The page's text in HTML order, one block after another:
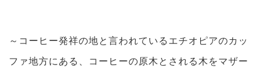
～コーヒー発祥の地と言われているエチオピアのカッ
ファ地方にある、コーヒーの原木とされる木をマザー